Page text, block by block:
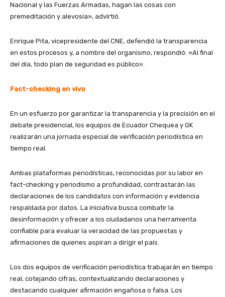
Nacional y las Fuerzas Armadas, hagan las cosas con
premeditación y alevosía», advirtió.
Enrique Pita, vicepresidente del CNE, defendió la transparencia
en estos procesos y, a nombre del organismo, respondió: «Al final
del día, todo plan de seguridad es público».
Fact-checking en vivo
En un esfuerzo por garantizar la transparencia y la precisión en el
debate presidencial, los equipos de Ecuador Chequea y GK
realizarán una jornada especial de verificación periodística en
tiempo real.
Ambas plataformas periodísticas, reconocidas por su labor en
fact-checking y periodismo a profundidad, contrastarán las
declaraciones de los candidatos con información y evidencia
respaldada por datos. La iniciativa busca combatir la
desinformación y ofrecer a los ciudadanos una herramienta
confiable para evaluar la veracidad de las propuestas y
afirmaciones de quienes aspiran a dirigir el país.
Los dos equipos de verificación periodística trabajarán en tiempo
real, cotejando cifras, contextualizando declaraciones y
destacando cualquier afirmación engañosa o falsa. Los